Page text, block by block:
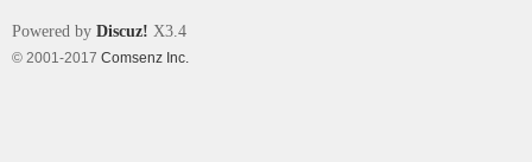
Powered by Discuz! X3.4
© 2001-2017 Comsenz Inc.